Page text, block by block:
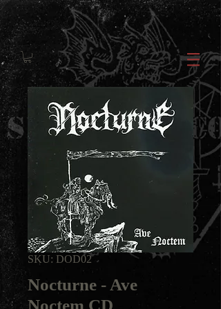
SKU: DOD02
Nocturne - Ave
Noctem CD